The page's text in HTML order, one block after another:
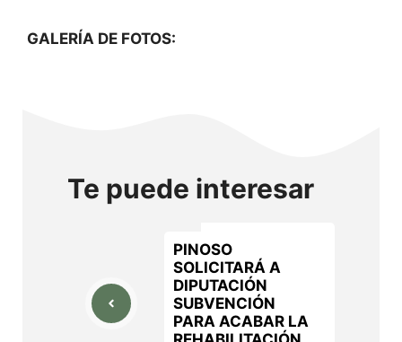
GALERÍA DE FOTOS:
Te puede interesar
PINOSO
SOLICITARÁ A
DIPUTACIÓN
SUBVENCIÓN
PARA ACABAR LA